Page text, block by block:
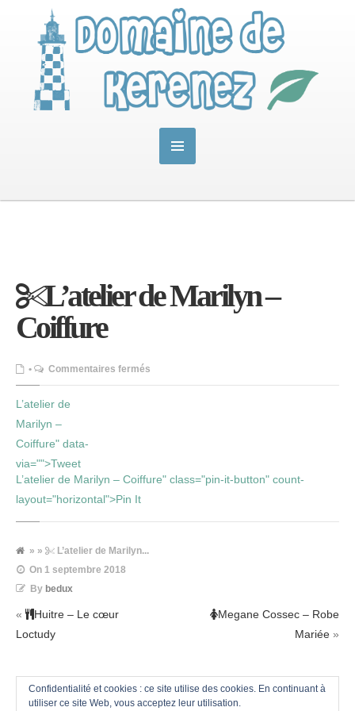
L’atelier de Marilyn –
Coiffure
• Commentaires fermés
Coiffure
L’atelier de
Marilyn –
Coiffure" data-
via="">Tweet
L’atelier de Marilyn – Coiffure" class="pin-it-button" count-
layout="horizontal">Pin It
» »
L’atelier de Marilyn...
On 1 septembre 2018
By bedux
«
Huitre – Le cœur
Loctudy
Megane Cossec – Robe
Mariée »
Confidentialité et cookies : ce site utilise des cookies. En continuant à
utiliser ce site Web, vous acceptez leur utilisation.